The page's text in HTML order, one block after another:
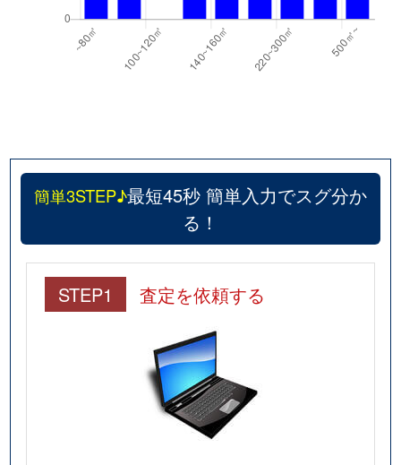
簡単3STEP♪最短45秒 簡単入力でスグ分か
る！
STEP1 査定を依頼する